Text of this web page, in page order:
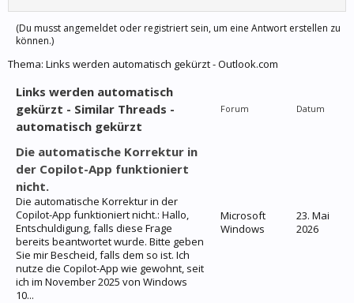
(Du musst angemeldet oder registriert sein, um eine Antwort erstellen zu
können.)
Thema: Links werden automatisch gekürzt - Outlook.com
Links werden automatisch
gekürzt - Similar Threads -
automatisch gekürzt
Forum Datum
Die automatische Korrektur in
der Copilot-App funktioniert
nicht.
Die automatische Korrektur in der
Copilot-App funktioniert nicht.: Hallo,
Entschuldigung, falls diese Frage
bereits beantwortet wurde. Bitte geben
Sie mir Bescheid, falls dem so ist. Ich
nutze die Copilot-App wie gewohnt, seit
ich im November 2025 von Windows
10...
Microsoft
Windows
23. Mai
2026